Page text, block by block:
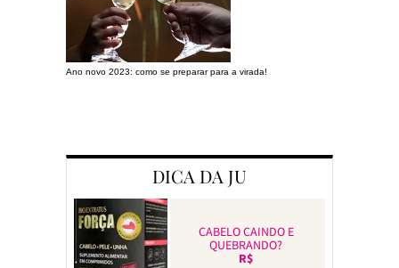
Ano novo 2023: como se preparar para a virada!
DICA DA JU
CABELO CAINDO E
QUEBRANDO?
R$